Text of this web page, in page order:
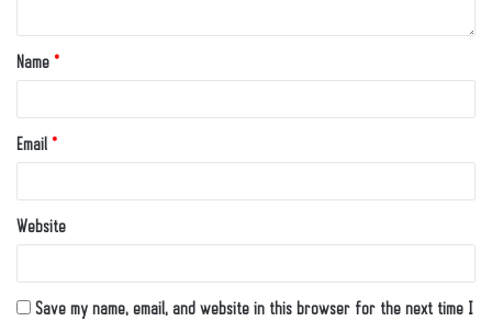
Name *
Email *
Website
Save my name, email, and website in this browser for the next time I